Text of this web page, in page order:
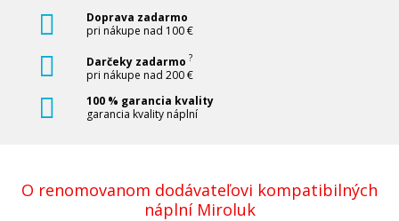
Pridať do košíka
Doprava zadarmo
pri nákupe nad 100 €
Darčeky zadarmo ?
pri nákupe nad 200 €
100 % garancia kvality
garancia kvality náplní
O renomovanom dodávateľovi kompatibilných
náplní Miroluk